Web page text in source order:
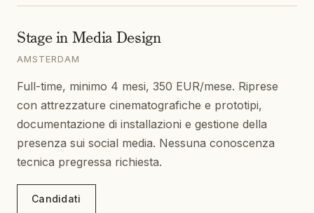
Stage in Media Design
AMSTERDAM
Full-time, minimo 4 mesi, 350 EUR/mese. Riprese
con attrezzature cinematografiche e prototipi,
documentazione di installazioni e gestione della
presenza sui social media. Nessuna conoscenza
tecnica pregressa richiesta.
Candidati